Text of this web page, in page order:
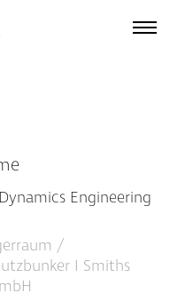
Engineering
/
I Smiths